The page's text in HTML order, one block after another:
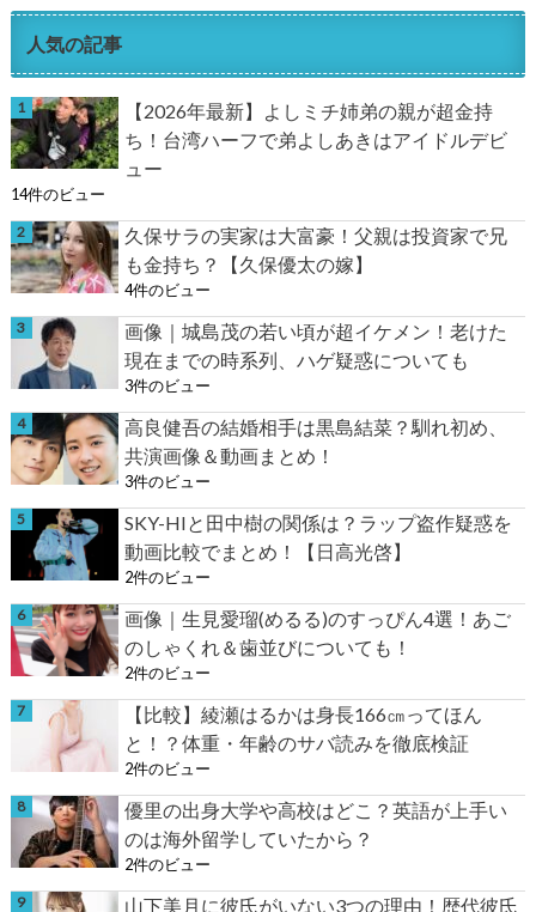
人気の記事
【2026年最新】よしミチ姉弟の親が超金持
ち！台湾ハーフで弟よしあきはアイドルデビ
ュー
14件のビュー
久保サラの実家は大富豪！父親は投資家で兄
も金持ち？【久保優太の嫁】
4件のビュー
画像｜城島茂の若い頃が超イケメン！老けた
現在までの時系列、ハゲ疑惑についても
3件のビュー
高良健吾の結婚相手は黒島結菜？馴れ初め、
共演画像＆動画まとめ！
3件のビュー
SKY-HIと田中樹の関係は？ラップ盗作疑惑を
動画比較でまとめ！【日高光啓】
2件のビュー
画像｜生見愛瑠(めるる)のすっぴん4選！あご
のしゃくれ＆歯並びについても！
2件のビュー
【比較】綾瀬はるかは身長166㎝ってほん
と！？体重・年齢のサバ読みを徹底検証
2件のビュー
優里の出身大学や高校はどこ？英語が上手い
のは海外留学していたから？
2件のビュー
山下美月に彼氏がいない3つの理由！歴代彼氏